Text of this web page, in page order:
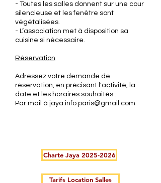
- Toutes les salles donnent sur une cour
silencieuse et les fenêtre sont
végétalisées.
- L’association met à disposition sa
cuisine si nécessaire.
Réservation
Adressez votre demande de
réservation, en précisant l'activité, la
date et les horaires souhaités :
Par mail à jaya.info.paris@gmail.com
Charte Jaya 2025-2026
Tarifs Location Salles